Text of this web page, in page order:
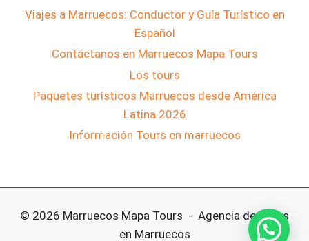
Viajes a Marruecos: Conductor y Guía Turístico en
Español
Contáctanos en Marruecos Mapa Tours
Los tours
Paquetes turísticos Marruecos desde América
Latina 2026
Información Tours en marruecos
© 2026 Marruecos Mapa Tours - Agencia de Tours
en Marruecos